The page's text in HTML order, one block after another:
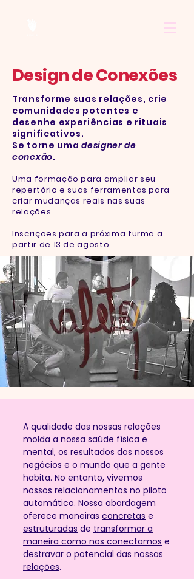
Design de Conexões
Transforme suas relações, crie
comunidades potentes e
desenhe experiências e rituais
significativos.
Se torne umadesigner de
conexão.
Uma formação para ampliar seu
repertório e suas ferramentas para
criar mudanças reais nas suas
relações.
Inscrições para a próxima turma a
partir de 13 de agosto
A qualidade das nossas relações
molda a nossa saúde física e
mental, os resultados dos nossos
negócios e o mundo que a gente
habita. No entanto, vivemos
nossos relacionamentos no piloto
automático. Nossa abordagem
oferece maneiras concretas e
estruturadas de transformar a
maneira como nos conectamos e
destravar o potencial das nossas
relações.